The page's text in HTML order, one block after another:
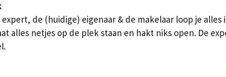
de (huidige) eigenaar & de makelaar loop je
alles netjes op de plek staan en hakt niks open. De